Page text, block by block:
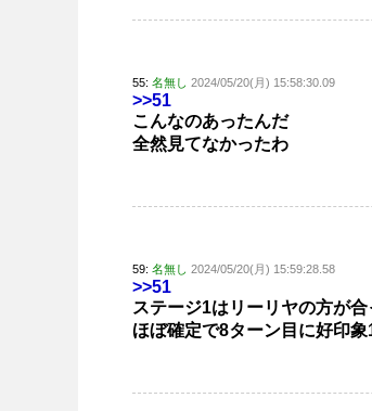
55: 名無し 2024/05/20(月) 15:58:30.09
>>51
こんなのあったんだ
全然見てなかったわ
59: 名無し 2024/05/20(月) 15:59:28.58
>>51
ステージ1はリーリヤの方が合
ほぼ確定で8ターン目に好印